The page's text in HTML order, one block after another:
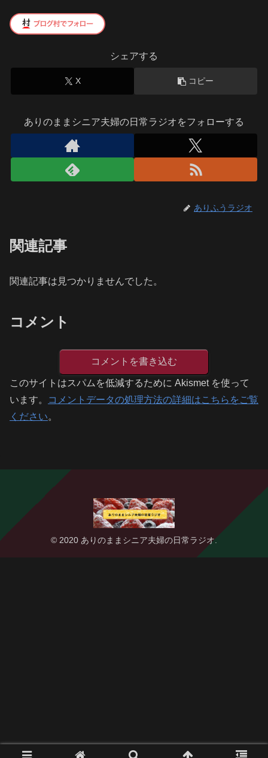
シェアする
X コピー
ありのままシニア夫婦の日常ラジオをフォローする
ありふうラジオ
関連記事
関連記事は見つかりませんでした。
コメント
コメントを書き込む
このサイトはスパムを低減するために Akismet を使って
います。
コメントデータの処理方法の詳細はこちらをご覧
ください。
© 2020 ありのままシニア夫婦の日常ラジオ.